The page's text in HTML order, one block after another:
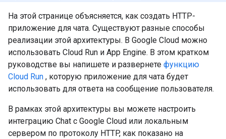
На этой странице объясняется, как создать HTTP-
приложение для чата. Существуют разные способы
реализации этой архитектуры. В Google Cloud можно
использовать Cloud Run и App Engine. В этом кратком
руководстве вы напишете и развернете функцию
Cloud Run , которую приложение для чата будет
использовать для ответа на сообщение пользователя.
В рамках этой архитектуры вы можете настроить
интеграцию Chat с Google Cloud или локальным
сервером по протоколу HTTP, как показано на